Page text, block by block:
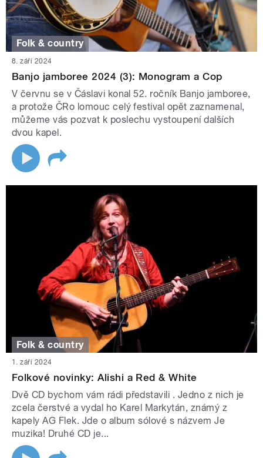
Folk & country
8. září 2024
Banjo jamboree 2024 (3): Monogram a Cop
V červnu se v Čáslavi konal 52. ročník Banjo jamboree,
a protože ČRo lomouc celý festival opět zaznamenal,
můžeme vás pozvat k poslechu vystoupení dalších
dvou kapel.
Folk & country
1. září 2024
Folkové novinky: Alishi a Red & White
Dvě CD bychom vám rádi představili . Jedno z nich je
zcela čerstvé a vydal ho Karel Markytán, známý z
kapely AG Flek. Jde o album sólové s názvem Je
muzika! Druhé CD je...